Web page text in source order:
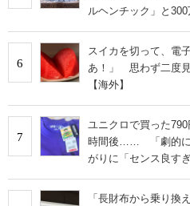
ルヘンチック」と
6
スイカを切って、電
あ！」 思わず二度見
【海外】
7
ユニクロで買った
時間後…… 「劇的に
がりに「センス良すぎ
「長財布から乗り